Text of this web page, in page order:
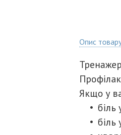
Опис
Якщо у
біль
біль